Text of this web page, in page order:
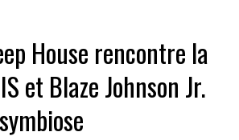
House rencontre la
et Blaze Johnson Jr.